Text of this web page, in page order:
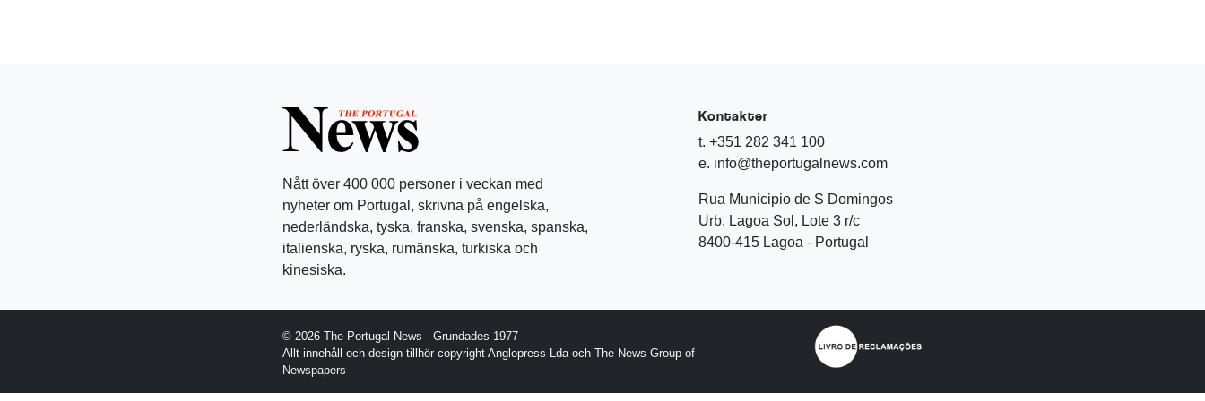
Nått över 400 000 personer i veckan med
nyheter om Portugal, skrivna på engelska,
nederländska, tyska, franska, svenska, spanska,
italienska, ryska, rumänska, turkiska och
kinesiska.
Kontakter
t. +351 282 341 100
e. info@theportugalnews.com
Rua Municipio de S Domingos
Urb. Lagoa Sol, Lote 3 r/c
8400-415 Lagoa - Portugal
© 2026 The Portugal News - Grundades 1977
Allt innehåll och design tillhör copyright Anglopress Lda och The News Group of
Newspapers